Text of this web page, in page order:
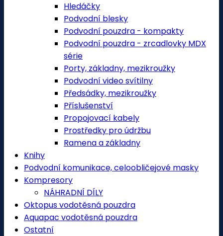
Hledáčky
Podvodní blesky
Podvodní pouzdra - kompakty
Podvodní pouzdra - zrcadlovky MDX
série
Porty, základny, mezikroužky
Podvodní video svítilny
Předsádky, mezikroužky
Příslušenství
Propojovací kabely
Prostředky pro údržbu
Ramena a základny
Knihy
Podvodní komunikace, celoobličejové masky
Kompresory
NÁHRADNÍ DÍLY
Oktopus vodotěsná pouzdra
Aquapac vodotěsná pouzdra
Ostatní